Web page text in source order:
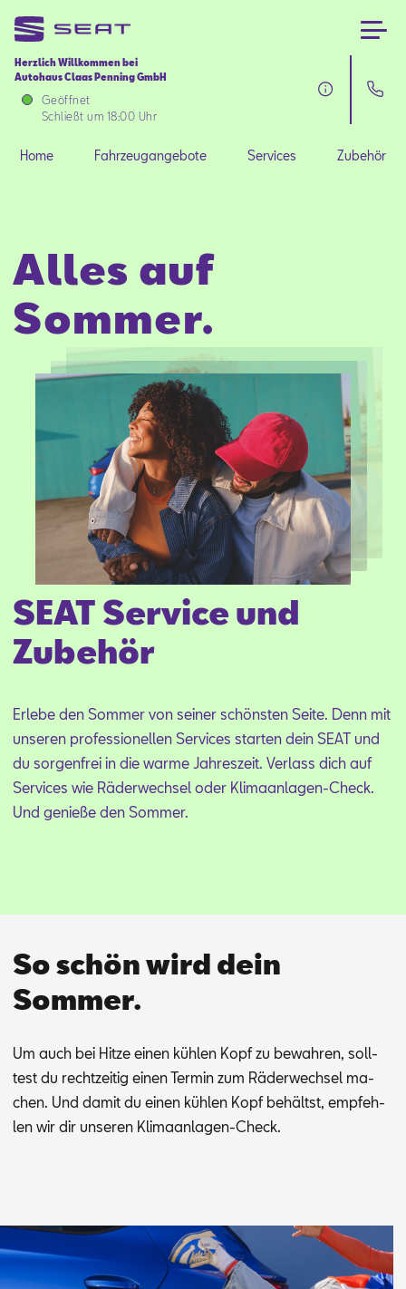
Herzlich Willkommen bei
Autohaus Claas Penning GmbH
Geöffnet
Schließt um 18:00 Uhr
Home
Fahrzeugangebote
Zubehör
SEAT FOR BUSINESS
Über uns
Home Fahrzeugangebote Services Zubehör
Alles auf
Sommer.
SEAT Service und
Zubehör
Er­le­be den Som­mer von sei­ner schöns­ten Sei­te. Denn mit
un­se­ren pro­fes­sio­nel­len Ser­vices star­ten dein SEAT und
du sor­gen­frei in die war­me Jah­res­zeit. Ver­lass dich auf
Ser­vices wie Rä­der­wech­sel oder Kli­ma­an­la­gen-Check.
Und ge­nie­ße den Som­mer.
So schön wird dein
Sommer.
Um auch bei Hit­ze ei­nen küh­len Kopf zu be­wah­ren, soll­
test du recht­zei­tig ei­nen Ter­min zum Rä­der­wech­sel ma­
chen. Und da­mit du ei­nen küh­len Kopf be­hältst, emp­feh­
len wir dir un­se­ren Kli­ma­an­la­gen-Check.